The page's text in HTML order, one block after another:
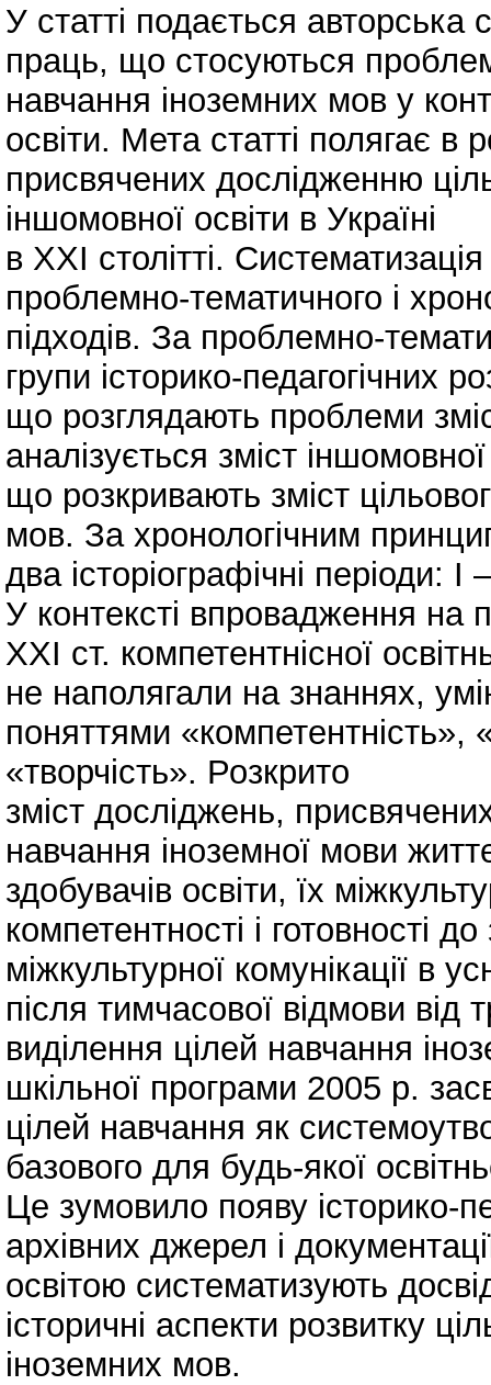
У статті подається авторська
праць, що стосуються
навчання іноземних мов у
освіти. Мета статті полягає в
присвячених дослідженню
іншомовної освіти в Україні
в ХХІ столітті.
проблемно-тематичного і
підходів. За проблемно-
групи історико-педагогічних
що розглядають проблеми
аналізується зміст
що розкривають зміст
мов. За хронологічним
два історіографічні
У контексті впровадження на
ХХІ ст. компетентнісної
не наполягали на знаннях,
поняттями «компетентність»,
«творчість». Розкрито
зміст досліджень,
навчання іноземної мови
здобувачів освіти, їх
компетентності і готовності
міжкультурної комунікації в
після тимчасової відмови від
виділення цілей навчання
шкільної програми 2005 р.
цілей навчання як
базового для будь-якої
Це зумовило появу історико-
архівних джерел і
освітою систематизують
історичні аспекти розвитку
іноземних мов.